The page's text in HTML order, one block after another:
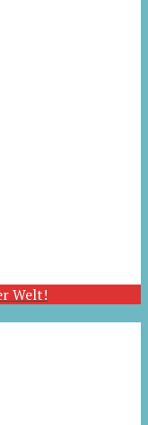
Welt!